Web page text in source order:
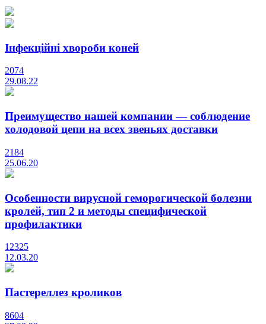
Інфекційні хвороби коней
2074
29.08.22
Преимущество нашей компании — соблюдение
холодовой цепи на всех звеньях доставки
2184
25.06.20
Особенности вирусной геморогической болезни
кролей, тип 2 и методы специфической
профилактики
12325
12.03.20
Пастереллез кроликов
8604